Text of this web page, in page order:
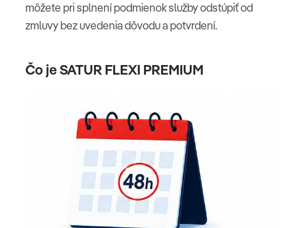
môžete pri splnení podmienok služby odstúpiť od
zmluvy bez uvedenia dôvodu a potvrdení.
Čo je SATUR FLEXI PREMIUM